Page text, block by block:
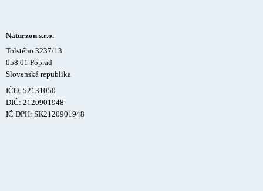
Naturzon s.r.o.
Tolstého 3237/13
058 01 Poprad
Slovenská republika
IČO: 52131050
DIČ: 2120901948
IČ DPH: SK2120901948